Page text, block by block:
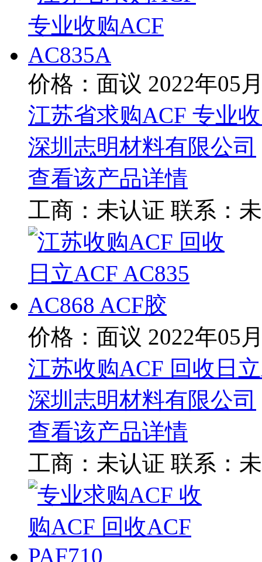
价格：面议 2022年05
江苏省求购ACF 专业
深圳志明材料有限公司
查看该产品详情
工商： 未认证 联系：
价格：面议 2022年05
江苏收购ACF 回收日
深圳志明材料有限公司
查看该产品详情
工商： 未认证 联系：